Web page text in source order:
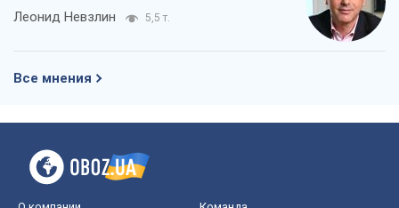
Леонид Невзлин 5,5 т.
Все мнения